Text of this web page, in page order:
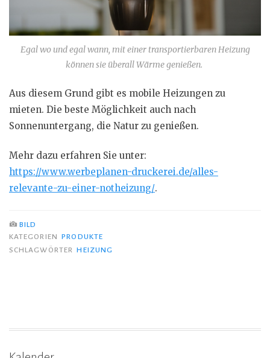
Egal wo und egal wann, mit einer transportierbaren Heizung
können sie überall Wärme genießen.
Aus diesem Grund gibt es mobile Heizungen zu
mieten. Die beste Möglichkeit auch nach
Sonnenuntergang, die Natur zu genießen.
Mehr dazu erfahren Sie unter:
https://www.werbeplanen-druckerei.de/alles-
relevante-zu-einer-notheizung/.
BILD
KATEGORIEN PRODUKTE
SCHLAGWÖRTER HEIZUNG